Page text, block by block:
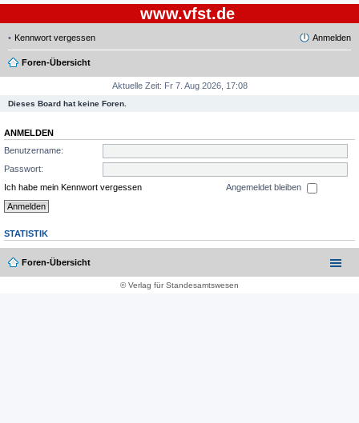
www.vfst.de
Kennwort vergessen Anmelden
Foren-Übersicht
Aktuelle Zeit: Fr 7. Aug 2026, 17:08
Dieses Board hat keine Foren.
ANMELDEN
Benutzername:
Passwort:
Ich habe mein Kennwort vergessen
Angemeldet bleiben
STATISTIK
Foren-Übersicht
© Verlag für Standesamtswesen